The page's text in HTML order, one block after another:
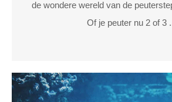
de wondere wereld van de
Of je peuter nu 2 of 3